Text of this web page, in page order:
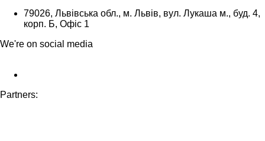
79026, Львівська обл., м. Львів, вул. Лукаша м., буд. 4,
корп. Б, Офіс 1
We're on social media
Partners: